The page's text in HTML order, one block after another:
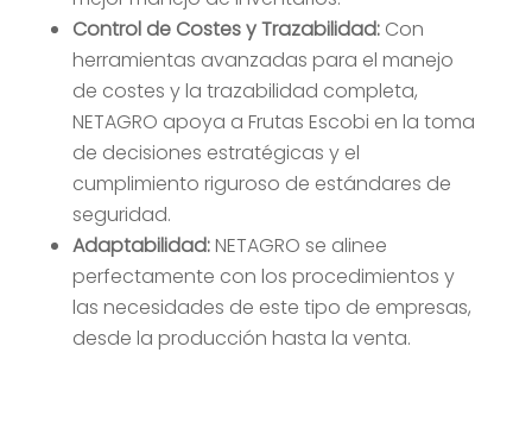
Control de Costes y Trazabilidad:Con
herramientas avanzadas para el manejo
de costes y la trazabilidad completa,
NETAGRO apoya a Frutas Escobi en la toma
de decisiones estratégicas y el
cumplimiento riguroso de estándares de
seguridad.
Adaptabilidad:NETAGRO se alinee
perfectamente con los procedimientos y
las necesidades de este tipo de empresas,
desde la producción hasta la venta.